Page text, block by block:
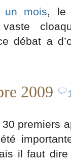
un mois, le
débat a
2009
premiers
il faut